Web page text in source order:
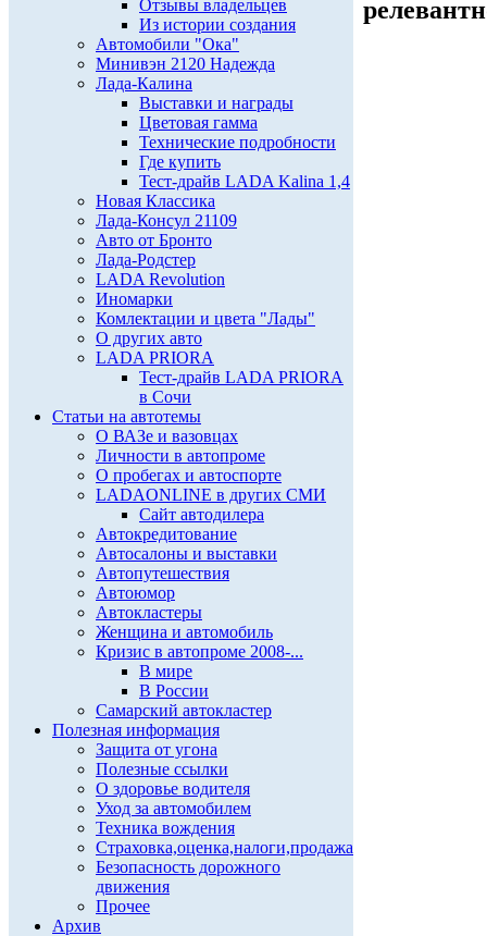
Отзывы владельцев
Из истории создания
Автомобили "Ока"
Минивэн 2120 Надежда
Лада-Калина
Выставки и награды
Цветовая гамма
Технические подробности
Где купить
Тест-драйв LADA Kalina 1,4
Новая Классика
Лада-Консул 21109
Авто от Бронто
Лада-Родстер
LADA Revolution
Иномарки
Комлектации и цвета "Лады"
О других авто
LADA PRIORA
Тест-драйв LADA PRIORA
в Сочи
Статьи на автотемы
О ВАЗе и вазовцах
Личности в автопроме
О пробегах и автоспорте
LADAONLINE в других СМИ
Сайт автодилера
Автокредитование
Автосалоны и выставки
Автопутешествия
Автоюмор
Автокластеры
Женщина и автомобиль
Кризис в автопроме 2008-...
В мире
В России
Самарский автокластер
Полезная информация
Защита от угона
Полезные ссылки
О здоровье водителя
Уход за автомобилем
Техника вождения
Страховка,оценка,налоги,продажа
Безопасность дорожного
движения
Прочее
Архив